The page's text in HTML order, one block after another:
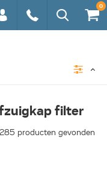
0
filter
285 producten gevonden